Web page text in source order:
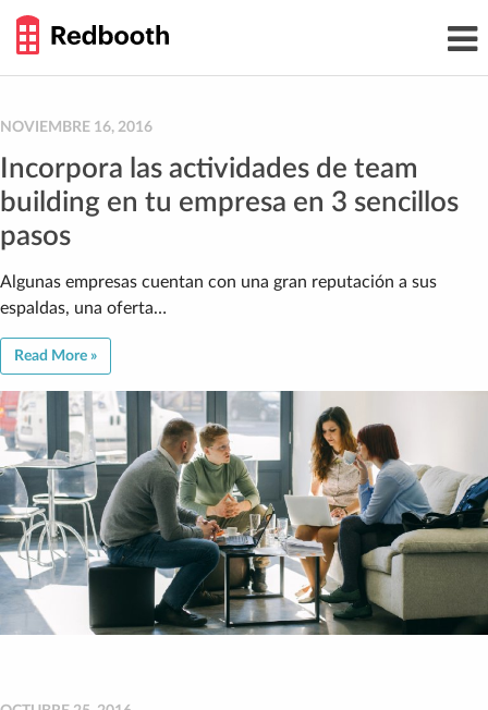
content
GUIDE
NOVIEMBRE 16, 2016
Incorpora las actividades de team
building en tu empresa en 3 sencillos
pasos
Algunas empresas cuentan con una gran reputación a sus
espaldas, una oferta…
Read More »